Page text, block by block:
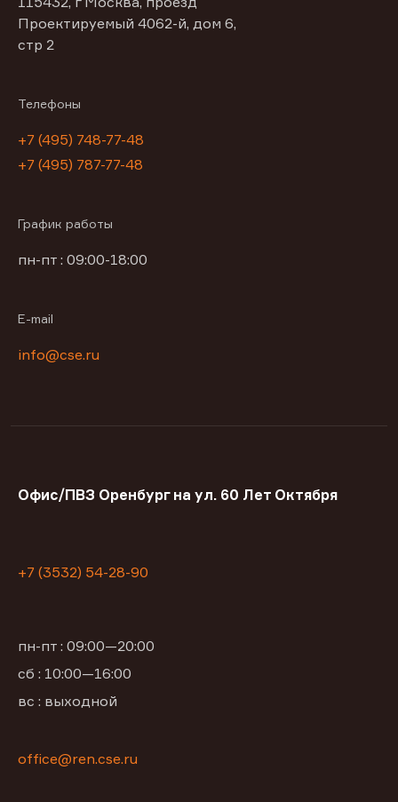
Проектируемый 4062-й, дом 6,
стр 2
Телефоны
+7 (495) 748-77-48
+7 (495) 787-77-48
График работы
пн-пт : 09:00-18:00
E-mail
info@cse.ru
Офис/ПВЗ Оренбург на ул. 60 Лет Октября
+7 (3532) 54-28-90
пн-пт : 09:00—20:00
сб : 10:00—16:00
вс : выходной
office@ren.cse.ru